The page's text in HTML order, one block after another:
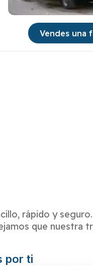
Vendes una
rápido y
que nuestra
por ti